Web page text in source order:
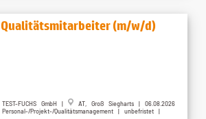
Qualitätsmitarbeiter (m/w/d)
TEST-FUCHS GmbH |
AT, Groß Siegharts | 06.08.2026
Personal-/Projekt-/Qualitätsmanagement | unbefristet |